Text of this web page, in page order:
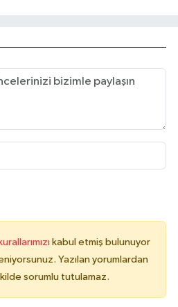
kabul etmiş bulunuyor
Yazılan yorumlardan
sorumlu tutulamaz.